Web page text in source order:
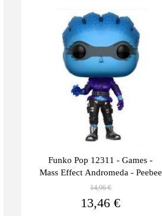
Funko Pop 12311 - Games -
Mass Effect Andromeda - Peebee
14,96 €
13,46 €